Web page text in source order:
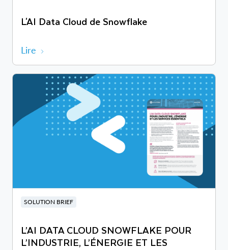
L'AI Data Cloud de Snowflake
Lire
SOLUTION BRIEF
L’AI DATA CLOUD SNOWFLAKE POUR
L’INDUSTRIE, L’ÉNERGIE ET LES